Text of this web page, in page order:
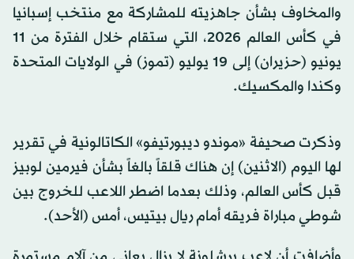
والمخاوف بشأن جاهزيته للمشاركة مع منتخب إسبانيا
في كأس العالم 2026، التي ستقام خلال الفترة من 11
يونيو (حزيران) إلى 19 يوليو (تموز) في الولايات المتحدة
وكندا والمكسيك.
وذكرت صحيفة «موندو ديبورتيفو» الكاتالونية في تقرير
لها اليوم (الاثنين) إن هناك قلقاً بالغاً بشأن فيرمين لوبيز
قبل كأس العالم، وذلك بعدما اضطر اللاعب للخروج بين
شوطي مباراة فريقه أمام ريال بيتيس، أمس (الأحد).